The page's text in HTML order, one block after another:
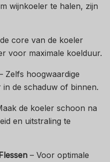
wijnkoeler te halen, zijn
core van de koeler
voor maximale koelduur.
Zelfs hoogwaardige
de schaduw of binnen.
de koeler schoon na
en uitstraling te
– Voor optimale